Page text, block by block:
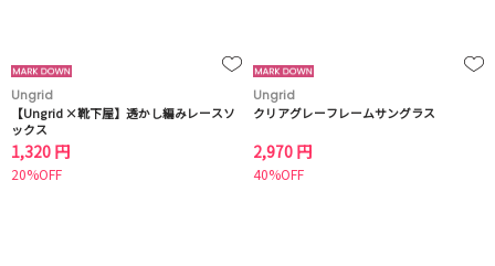
Ungrid
【Ungrid ×靴下屋】透かし編みレースソ
ックス
1,320 円
20%OFF
Ungrid
クリアグレーフレームサングラス
2,970 円
40%OFF